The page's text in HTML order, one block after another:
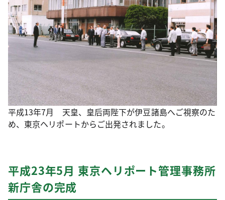
平成13年7月 天皇、皇后両陛下が伊豆諸島へご視察のた
め、東京ヘリポートからご出発されました。
平成23年5月 東京ヘリポート管理事務所
新庁舎の完成